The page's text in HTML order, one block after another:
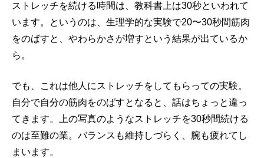
ストレッチを続ける時間は、教科書上は30秒といわれて
います。というのは、生理学的な実験で20〜30秒間筋肉
をのばすと、やわらかさが増すという結果が出ているか
ら。
でも、これは他人にストレッチをしてもらっての実験。
自分で自分の筋肉をのばすとなると、話はちょっと違っ
てきます。上の写真のようなストレッチを30秒間続ける
のは至難の業。バランスも維持しづらく、腕も疲れてし
まいます。